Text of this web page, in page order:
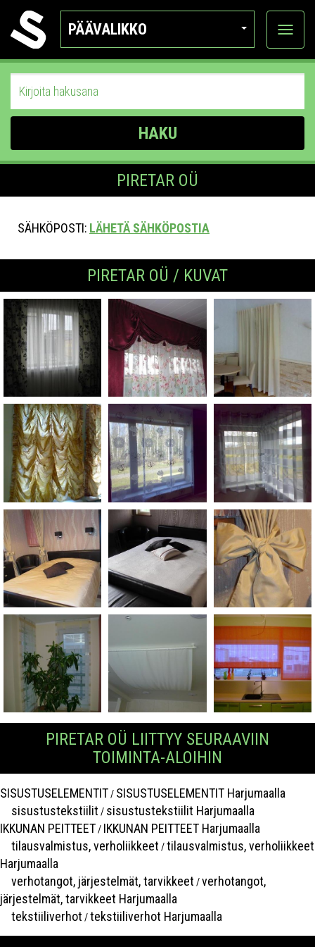
PÄÄVALIKKO
Näytä
HAKU
PIRETAR OÜ
SÄHKÖPOSTI: LÄHETÄ SÄHKÖPOSTIA
PIRETAR OÜ / KUVAT
PIRETAR OÜ LIITTYY SEURAAVIIN
TOIMINTA-ALOIHIN
SISUSTUSELEMENTIT/ SISUSTUSELEMENTIT Harjumaalla
sisustustekstiilit / sisustustekstiilit Harjumaalla
IKKUNAN PEITTEET/ IKKUNAN PEITTEET Harjumaalla
tilausvalmistus, verholiikkeet /tilausvalmistus, verholiikkeet
Harjumaalla
verhotangot, järjestelmät, tarvikkeet /verhotangot,
järjestelmät, tarvikkeet Harjumaalla
tekstiiliverhot /tekstiiliverhot Harjumaalla